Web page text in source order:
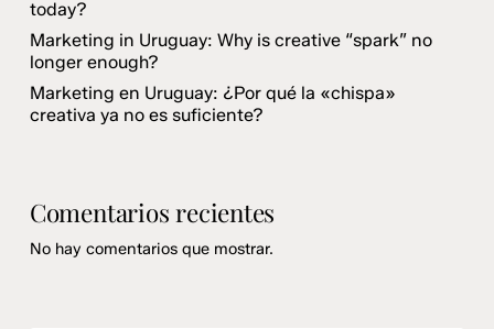
today?
Marketing in Uruguay: Why is creative “spark” no
longer enough?
Marketing en Uruguay: ¿Por qué la «chispa»
creativa ya no es suficiente?
Comentarios recientes
No hay comentarios que mostrar.